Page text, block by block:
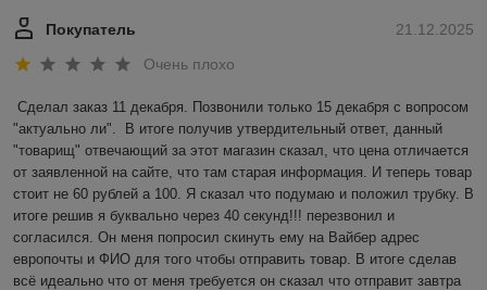
21.12.2025
Покупатель
Очень плохо
Сделал заказ 11 декабря. Позвонили только 15 декабря с вопросом
"актуально ли".  В итоге получив утвердительный ответ, данный
"товарищ" отвечающий за этот магазин сказал, что цена отличается
от заявленной на сайте, что там старая информация. И теперь товар
стоит не 60 рублей а 100. Я сказал что подумаю и положил трубку. В
итоге решив я буквально через 40 секунд!!! перезвонил и
согласился. Он меня попросил скинуть ему на Вайбер адрес
европочты и ФИО для того чтобы отправить товар. В итоге сделав
всё идеально что от меня требуется он сказал что отправит завтра